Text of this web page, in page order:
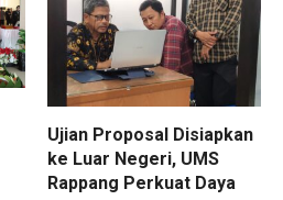
Ujian Proposal Disiapkan
ke Luar Negeri, UMS
Rappang Perkuat Daya